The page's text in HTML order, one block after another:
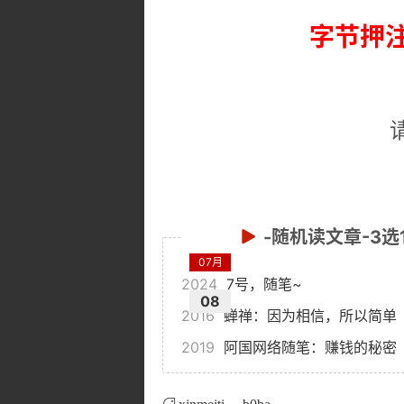
字节押
-随机读文章-3选
07月
08
2024 7号，随笔~
2016 蝉禅：因为相信，所以简单
2019
阿国网络随笔：赚钱的秘密